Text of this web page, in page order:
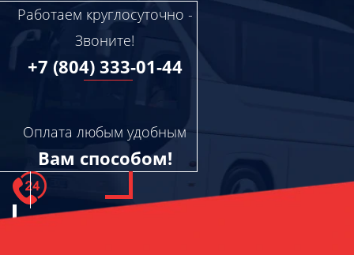
Работаем круглосуточно -
Звоните!
+7 (804) 333-01-44
Оплата любым удобным
Вам способом!